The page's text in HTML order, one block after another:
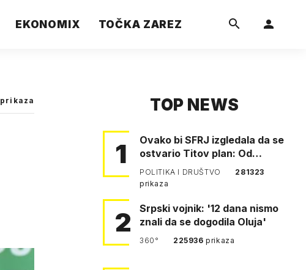
EKONOMIX TOČKA ZAREZ
prikaza TOP NEWS
1
Ovako bi SFRJ izgledala da se
ostvario Titov plan: Od
Klagenfurta do Istanbula!
POLITIKA I DRUŠTVO
281323
prikaza
2
Srpski vojnik: '12 dana nismo
znali da se dogodila Oluja'
360° 225936prikaza